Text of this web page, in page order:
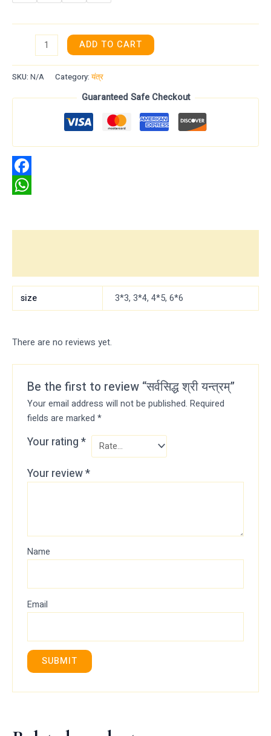
ADD TO CART
SKU: N/A Category:यंत्र
Guaranteed Safe Checkout
Facebook
size 3*3, 3*4, 4*5, 6*6
There are no reviews yet.
Be the first to review “सर्वसिद्ध श्री यन्त्रम्”
Your email address will not be published. Required
fields are marked*
Your rating*
Your review*
Name
Email